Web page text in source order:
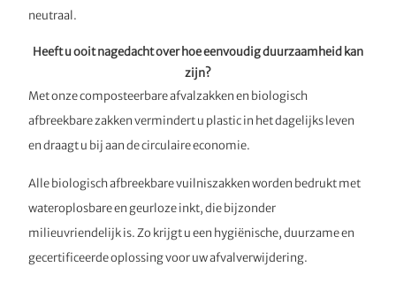
neutraal.
Heeft u ooit nagedacht over hoe eenvoudig duurzaamheid kan
zijn?
Met onze composteerbare afvalzakken en biologisch
afbreekbare zakken vermindert u plastic in het dagelijks leven
en draagt u bij aan de circulaire economie.
Alle biologisch afbreekbare vuilniszakken worden bedrukt met
wateroplosbare en geurloze inkt, die bijzonder
milieuvriendelijk is. Zo krijgt u een hygiënische, duurzame en
gecertificeerde oplossing voor uw afvalverwijdering.